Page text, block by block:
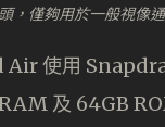
，僅夠用於一般視像
Air 使用
及 64GB